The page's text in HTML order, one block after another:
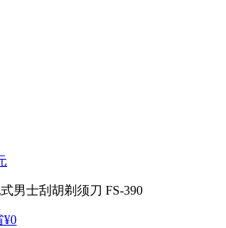
男士刮胡剃须刀 FS-390
¥0